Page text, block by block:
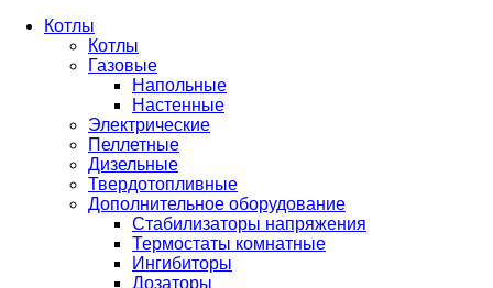
Котлы
Котлы
Газовые
Напольные
Настенные
Электрические
Пеллетные
Дизельные
Твердотопливные
Дополнительное оборудование
Стабилизаторы напряжения
Термостаты комнатные
Ингибиторы
Дозаторы